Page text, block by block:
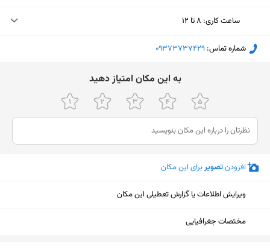
ساعت کاری: ۸ تا ۱۲
یکشنبه (امروز)
چهارشنبه
۸ تا ۱۲
پنجشنبه
۸ تا ۱۲
جمعه
شنبه
شماره تماس: ‎09373737429
ﺑﻪ اﯾﻦ ﻣﮑﺎن اﻣﺘﯿﺎز دﻫﯿﺪ
افزودنتصویربرای این مکان
ویرایش اطلاعات یا گزارش تعطیلی این مکان
مختصات جغرافیایی